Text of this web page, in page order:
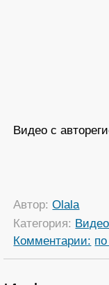
Видео с
Автор:Olala
Категория: Видео
Комментарии: